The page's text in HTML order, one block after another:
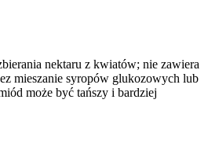
nektaru z kwiatów; nie zawiera
mieszanie syropów glukozowych lub
może być tańszy i bardziej